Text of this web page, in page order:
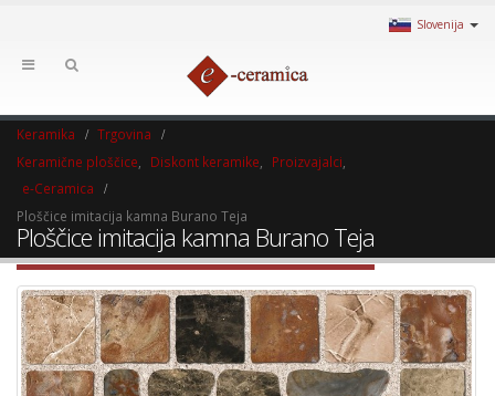
Slovenija
Keramika
Trgovina
Keramične ploščice
Diskont keramike Proizvajalci
e-Ceramica
Ploščice imitacija kamna Burano Teja
Ploščice imitacija kamna Burano Teja